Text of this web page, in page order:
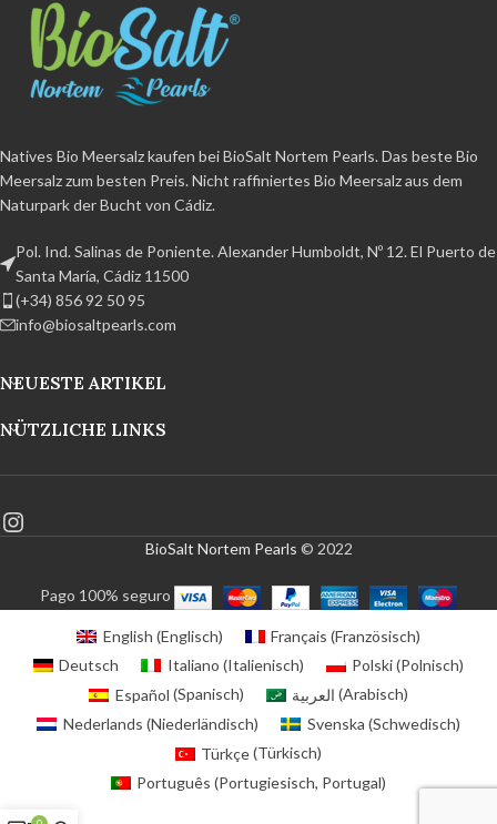
Natives Bio Meersalz kaufen bei BioSalt Nortem Pearls. Das beste Bio
Meersalz zum besten Preis. Nicht raffiniertes Bio Meersalz aus dem
Naturpark der Bucht von Cádiz.
Pol. Ind. Salinas de Poniente. Alexander Humboldt, Nº 12. El Puerto de
Santa María, Cádiz 11500
(+34) 856 92 50 95
info@biosaltpearls.com
NEUESTE ARTIKEL
NÜTZLICHE LINKS
BioSalt Nortem Pearls © 2022
Pago 100% seguro
English (Englisch) Français (Französisch)
Deutsch
Italiano (Italienisch) Polski(Polnisch)
Español (Spanisch) العربية (Arabisch)
Nederlands (Niederländisch) Svenska (Schwedisch)
Türkçe(Türkisch)
Português (Portugiesisch, Portugal)